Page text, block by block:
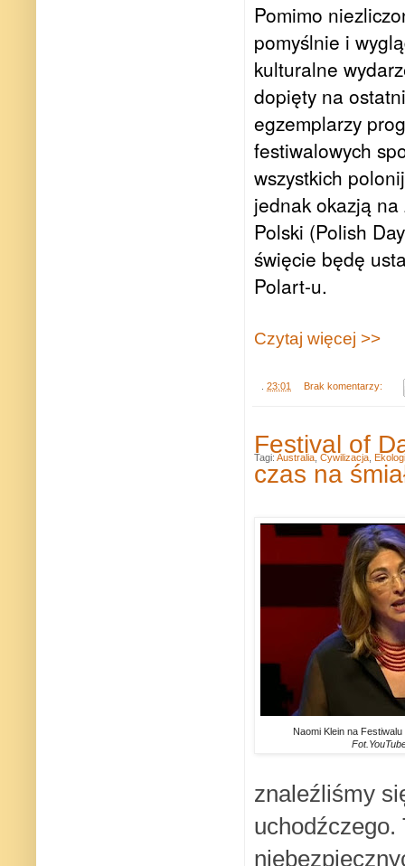
Pomimo
pomyślnie i
kulturalne
dopięty na
egzemplarzy
festiwalowych
wszystkich
jednak okazją
Polski (Polish
święcie będę
Polart-u.
Czytaj więcej >>
23:01 Brak komentarzy:
Festival of
czas na
Naomi Klein na
znaleźliśmy
uchodźczego.
Tagi: Australia Cywilizacja